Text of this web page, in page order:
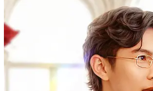
kebenarannya terungkap, Mario bukannya
malah membantunya balas dendam. Keduanya
selangkah demi selangkah menghancurkan
Romansa Urban
Pembalasan dendamKeluarga